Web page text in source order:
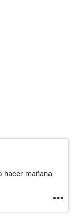
hacer mañana